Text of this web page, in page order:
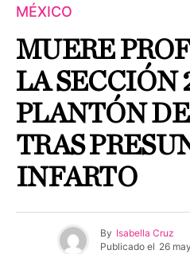
MÉXICO
MUERE
LA SECCIÓN
PLANTÓN
TRAS
INFARTO
By Isabella Cruz
Publicado el 26